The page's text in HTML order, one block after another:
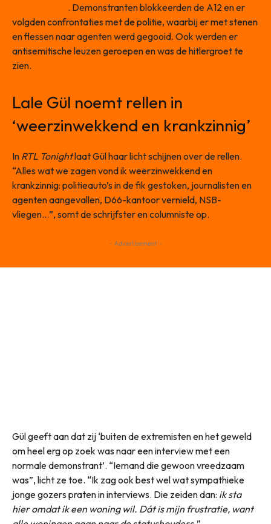
. Demonstranten blokkeerden de A12 en er
volgden confrontaties met de politie, waarbij er met stenen
en flessen naar agenten werd gegooid. Ook werden er
antisemitische leuzen geroepen en was de hitlergroet te
zien.
Lale Gül noemt rellen in
‘weerzinwekkend en krankzinnig’
In RTL Tonightlaat Gül haar licht schijnen over de rellen.
“Alles wat we zagen vond ik weerzinwekkend en
krankzinnig: politieauto’s in de fik gestoken, journalisten en
agenten aangevallen, D66-kantoor vernield, NSB-
vliegen…”, somt de schrijfster en columniste op.
- Advertisement -
Gül geeft aan dat zij ‘buiten de extremisten en het geweld
om heel erg op zoek was naar een interview met een
normale demonstrant’. “Iemand die gewoon vreedzaam
was”, licht ze toe. “Ik zag ook best wel wat sympathieke
jonge gozers praten in interviews. Die zeiden dan: ik sta
hier omdat ik een woning wil. Dát is mijn frustratie, want